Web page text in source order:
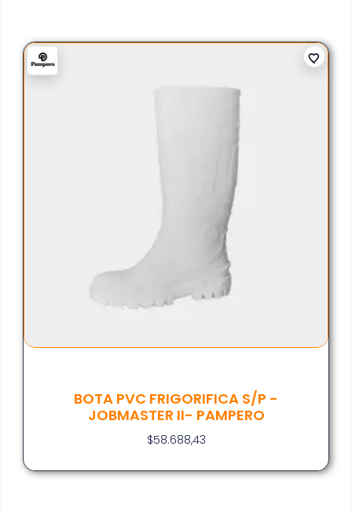
BOTA PVC FRIGORIFICA S/P -
JOBMASTER II- PAMPERO
$58.688,43